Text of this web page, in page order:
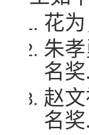
花
朱
名奖.
赵
名奖.